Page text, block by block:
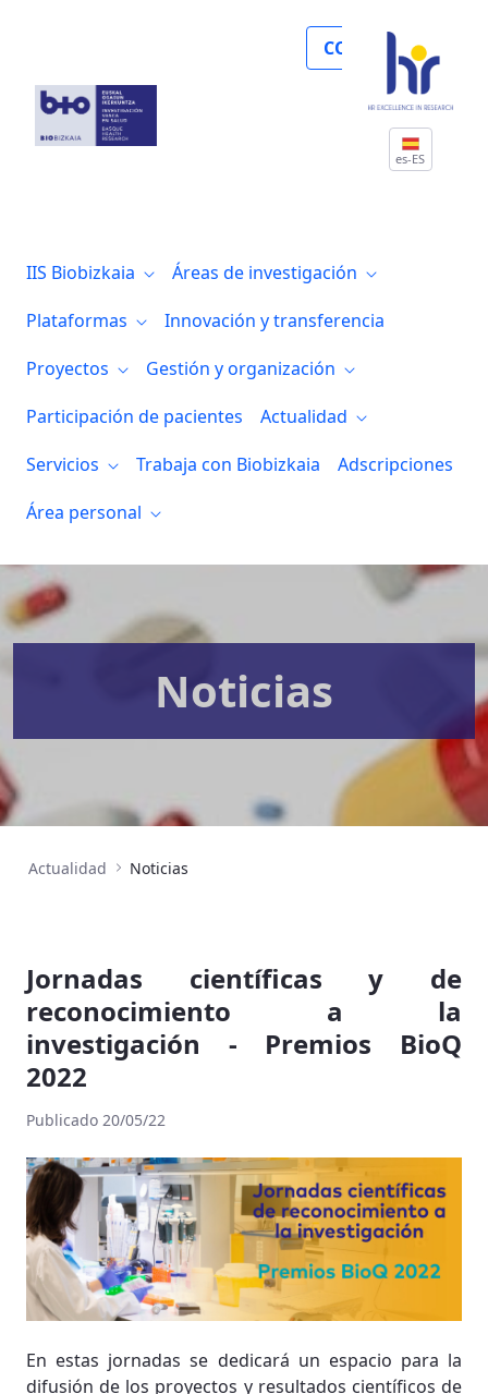
COLABORA
es-ES
IIS Biobizkaia
Áreas de investigación
Plataformas
Innovación y transferencia
Proyectos
Gestión y organización
Participación de pacientes
Actualidad
Servicios
Trabaja con Biobizkaia
Adscripciones
Área personal
Noticias
Actualidad Noticias
Jornadas científicas y de
reconocimiento a la
investigación - Premios BioQ
2022
Publicado 20/05/22
En estas jornadas se dedicará un espacio para la
difusión de los proyectos y resultados científicos de